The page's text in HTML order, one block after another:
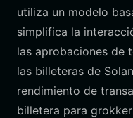
utiliza un modelo
simplifica la
las aprobaciones de
las billeteras de
rendimiento de
billetera para